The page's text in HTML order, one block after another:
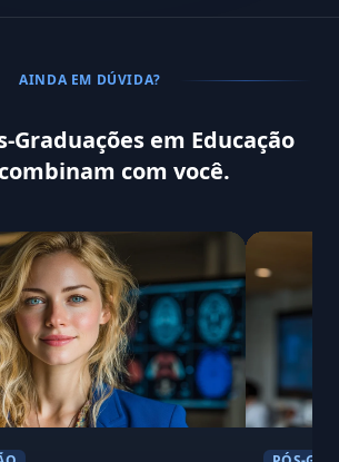
AINDA EM DÚVIDA?
Graduações em Educação
com você.